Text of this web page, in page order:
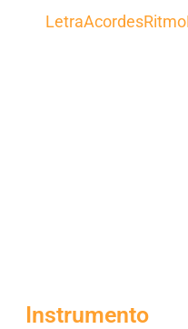
LetraAcordesRitmo
Instrumento